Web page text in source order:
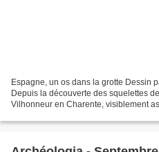
Espagne, un os dans la grotte Dessin
Depuis la découverte des squelettes
Vilhonneur en Charente, visiblement